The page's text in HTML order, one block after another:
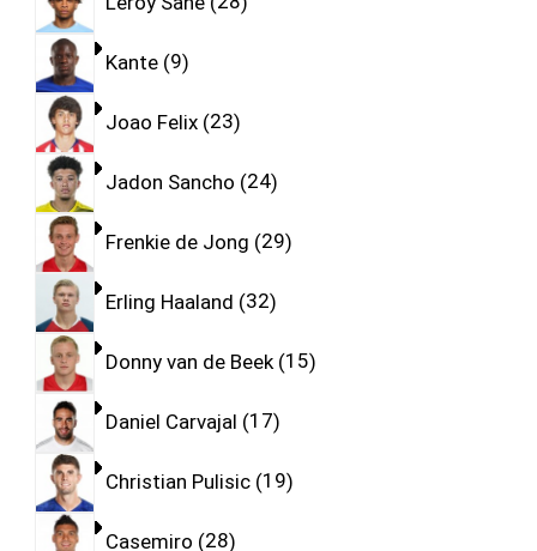
Kante 9
Joao Felix 23
Jadon Sancho 24
Frenkie de Jong 29
Erling Haaland 32
Donny van de Beek 15
Daniel Carvajal 17
Christian Pulisic 19
Casemiro 28